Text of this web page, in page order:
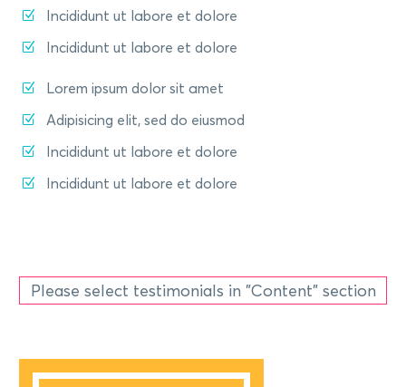
Incididunt ut labore et dolore
Incididunt ut labore et dolore
Lorem ipsum dolor sit amet
Adipisicing elit, sed do eiusmod
Incididunt ut labore et dolore
Incididunt ut labore et dolore
Please select testimonials in "Content" section